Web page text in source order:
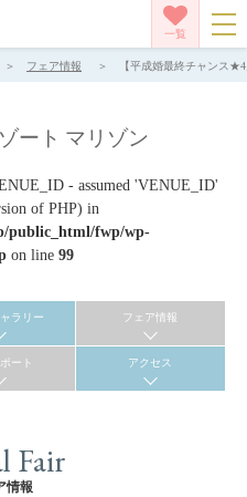
一覧
フェア情報 【平成婚最終チャンス
ート マリゾン
- assumed 'VENUE_ID'
of PHP) in
public_html/fwp/wp-
on line 99
ラリー フェア情報
ート アクセス
Fair
情報